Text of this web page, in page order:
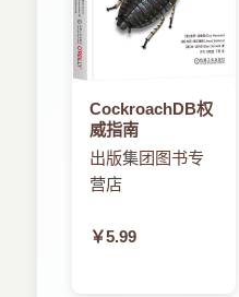
169 无线连接的两种方
170 红外收发器工作方
173 项目9：数码相机
177 项目10：双工无
189 项目11：蓝牙收发
199 什么是Wi-Fi
200 项目12：你好，
CockroachDB权
威指南
出版集团图书专
营店
￥5.99